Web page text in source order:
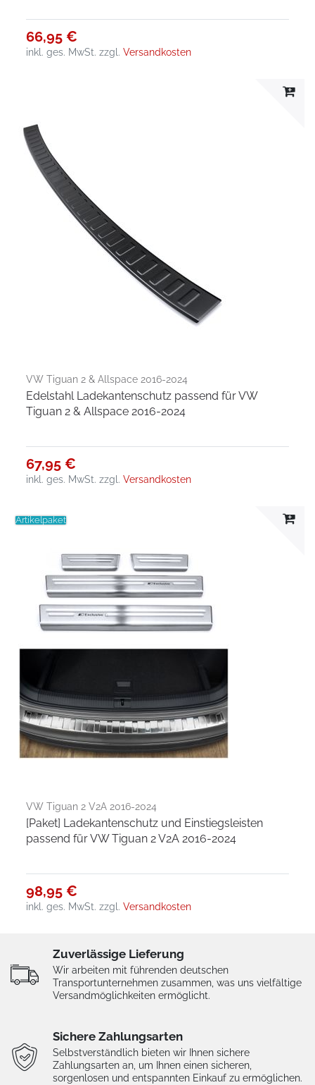
66,95 €
inkl. ges. MwSt. zzgl.Versandkosten
VW Tiguan 2 & Allspace 2016-2024
Edelstahl Ladekantenschutz passend für VW
Tiguan 2 & Allspace 2016-2024
67,95 €
inkl. ges. MwSt. zzgl.Versandkosten
Artikelpaket
VW Tiguan 2 V2A 2016-2024
[Paket] Ladekantenschutz und Einstiegsleisten
passend für VW Tiguan 2 V2A 2016-2024
98,95 €
inkl. ges. MwSt. zzgl.Versandkosten
Zuverlässige Lieferung
Wir arbeiten mit führenden deutschen
Transportunternehmen zusammen, was uns vielfältige
Versandmöglichkeiten ermöglicht.
Sichere Zahlungsarten
Selbstverständlich bieten wir Ihnen sichere
Zahlungsarten an, um Ihnen einen sicheren,
sorgenlosen und entspannten Einkauf zu ermöglichen.